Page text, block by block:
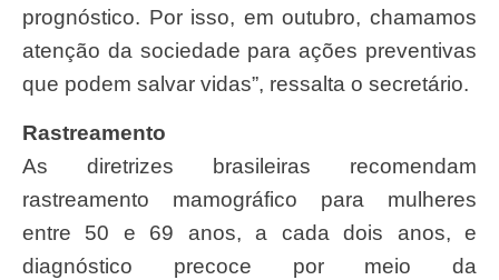
prognóstico. Por isso, em outubro, chamamos
atenção da sociedade para ações preventivas
que podem salvar vidas”, ressalta o secretário.
Rastreamento
As diretrizes brasileiras recomendam
rastreamento mamográfico para mulheres
entre 50 e 69 anos, a cada dois anos, e
diagnóstico precoce por meio da